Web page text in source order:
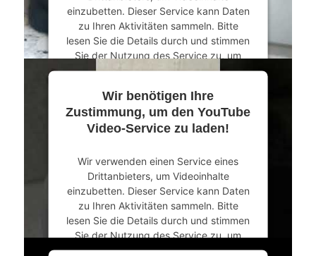
einzubetten. Dieser Service kann Daten
zu Ihren Aktivitäten sammeln. Bitte
lesen Sie die Details durch und stimmen
Sie der Nutzung des Service zu, um
dieses Video anzusehen.
Mehr Informationen
powered byUsercentrics Consent
Management Platform&eRecht24
Wir benötigen Ihre
Zustimmung, um den YouTube
Video-Service zu laden!
Wir verwenden einen Service eines
Drittanbieters, um Videoinhalte
einzubetten. Dieser Service kann Daten
zu Ihren Aktivitäten sammeln. Bitte
lesen Sie die Details durch und stimmen
Sie der Nutzung des Service zu, um
dieses Video anzusehen.